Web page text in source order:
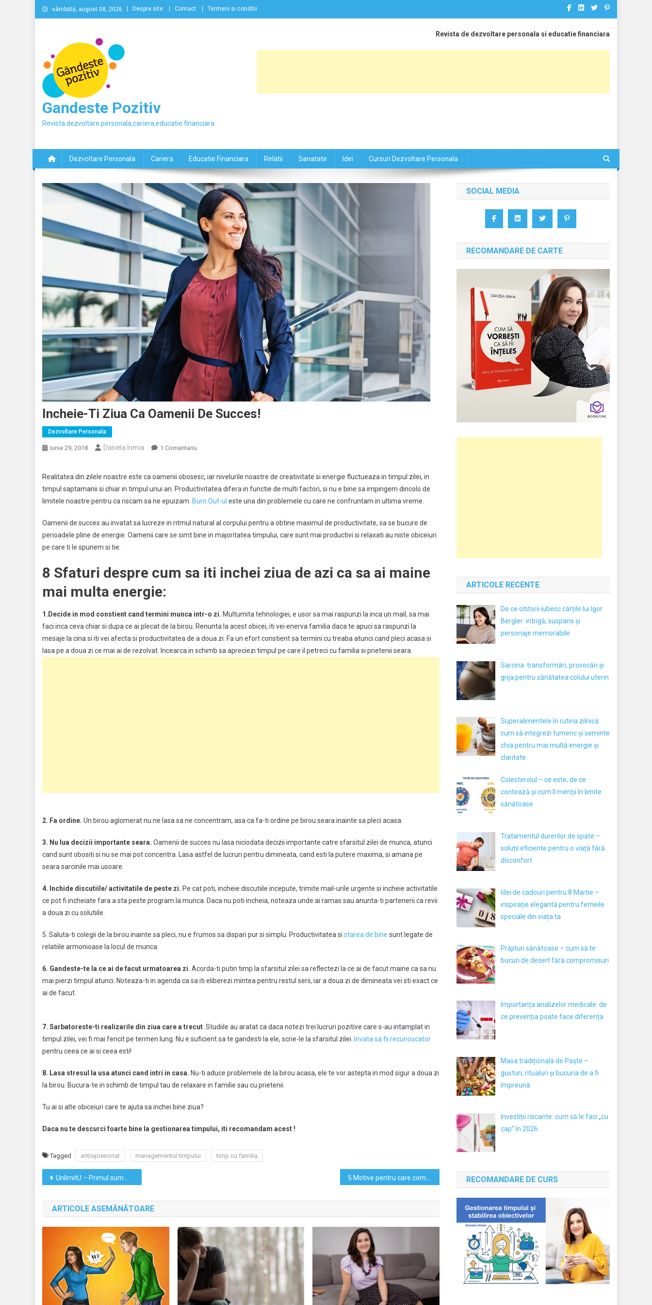
Skip
to
sâmbătă, august 08, 2026 Despre site Contact Termeni si conditii
Gandeste Pozitiv
Revista dezvoltare personala,cariera,educatie financiara
Revista de dezvoltare personala si educatie financiara
Dezvoltare Personala Cariera Educatie Financiara Relatii Sanatate Idei Cursuri Dezvoltare Personala
Incheie-Ti Ziua Ca Oamenii De Succes!
Dezvoltare Personala
Iunie 29, 2018 Daniela Irimia 1 Comentariu
Ziua
Ca
Oamenii
Succes!
Realitatea din zilele noastre este ca oamenii obosesc, iar nivelurile noastre de creativitate si energie fluctueaza in timpul zilei, in
timpul saptamanii si chiar in timpul unui an. Productivitatea difera in functie de multi factori, si nu e bine sa impingem dincolo de
limitele noastre pentru ca riscam sa ne epuizam. Burn Out-ul este una din problemele cu care ne confruntam in ultima vreme.
Oamenii de succes au invatat sa lucreze in ritmul natural al corpului pentru a obtine maximul de productivitate, sa se bucure de
perioadele pline de energie. Oamenii care se simt bine in majoritatea timpului, care sunt mai productivi si relaxati au niste obiceiuri
pe care ti le spunem si tie.
8 Sfaturi despre cum sa iti inchei ziua de azi ca sa ai maine
mai multa energie:
1.Decide in mod constient cand termini munca intr-o zi. Multumita tehnologiei, e usor sa mai raspunzi la inca un mail, sa mai
faci inca ceva chiar si dupa ce ai plecat de la birou. Renunta la acest obicei, iti vei enerva familia daca te apuci sa raspunzi la
mesaje la cina si iti vei afecta si productivitatea de a doua zi. Fa un efort constient sa termini cu treaba atunci cand pleci acasa si
lasa pe a doua zi ce mai ai de rezolvat. Incearca in schimb sa apreciezi timpul pe care il petreci cu familia si prietenii seara.
2. Fa ordine. Un birou aglomerat nu ne lasa sa ne concentram, asa ca fa-ti ordine pe birou seara inainte sa pleci acasa.
3. Nu lua decizii importante seara. Oamenii de succes nu lasa niciodata decizii importante catre sfarsitul zilei de munca, atunci
cand sunt obositi si nu se mai pot concentra. Lasa astfel de lucruri pentru dimineata, cand esti la putere maxima, si amana pe
seara sarcinile mai usoare.
4. Inchide discutiile/ activitatile de peste zi. Pe cat poti, incheie discutiile incepute, trimite mail-urile urgente si incheie activitatile
ce pot fi incheiate fara a sta peste program la munca. Daca nu poti incheia, noteaza unde ai ramas sau anunta-ti partenerii ca revii
a doua zi cu solutiile.
5. Saluta-ti colegii de la birou inainte sa pleci, nu e frumos sa dispari pur si simplu. Productivitatea si starea de bine sunt legate de
relatiile armonioase la locul de munca.
6. Gandeste-te la ce ai de facut urmatoarea zi. Acorda-ti putin timp la sfarsitul zilei sa reflectezi la ce ai de facut maine ca sa nu
mai pierzi timpul atunci. Noteaza-ti in agenda ca sa iti eliberezi mintea pentru restul serii, iar a doua zi de dimineata vei sti exact ce
ai de facut.
7. Sarbatoreste-ti realizarile din ziua care a trecut . Studiile au aratat ca daca notezi trei lucruri pozitive care s-au intamplat in
timpul zilei, vei fi mai fericit pe termen lung. Nu e suficient sa te gandesti la ele, scrie-le la sfarsitul zilei.
Invata sa fii recunoscator
pentru ceea ce ai si ceea esti!
8. Lasa stresul la usa atunci cand intri in casa. Nu-ti aduce problemele de la birou acasa, ele te vor astepta in mod sigur a doua zi
la birou. Bucura-te in schimb de timpul tau de relaxare in familie sau cu prietenii.
Tu ai si alte obiceiuri care te ajuta sa inchei bine ziua?
Daca nu te descurci foarte bine la gestionarea timpului, iti recomandam acest !
Tagged antreprenoriat managementul timpului timp cu familia
Navigare
în
articole
UnlimitU – Primul summit de dezvoltare personala din Romania
ARTICOLE ASEMĂNĂTOARE
SOCIAL MEDIA
RECOMANDARE DE CARTE
ARTICOLE RECENTE
De ce cititorii iubesc cărțile lui Igor
Bergler: intrigă, suspans și
personaje memorabile
Sarcina: transformări, provocări și
grija pentru sănătatea colului uterin
Superalimentele în rutina zilnică:
cum să integrezi tumeric și seminte
chia pentru mai multă energie și
claritate
Colesterolul – ce este, de ce
contează și cum îl menții în limite
sănătoase
Tratamentul durerilor de spate –
soluții eficiente pentru o viață fără
disconfort
Idei de cadouri pentru 8 Martie –
inspirație elegantă pentru femeile
speciale din viața ta
Prăjituri sănătoase – cum să te
bucuri de desert fără compromisuri
Importanța analizelor medicale: de
ce prevenția poate face diferența
Masa tradițională de Paște –
gusturi, ritualuri și bucuria de a fi
împreună
Investiții riscante: cum să le faci „cu
cap” în 2026
RECOMANDARE DE CURS